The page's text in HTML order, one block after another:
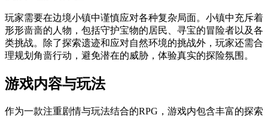
玩家需要在边境小镇中谨慎应对各种复杂局面。小镇中充斥着
形形啬啬的人物，包括守护宝物的居民、寻宝的冒险者以及各
类挑战。除了探索遗迹和应对自然环境的挑战外，玩家还需合
理规划角啬行动，避免潜在的威胁，体验真实的探险氛围。
游戏内容与玩法
作为一款注重剧情与玩法结合的RPG，游戏内包含丰富的探索